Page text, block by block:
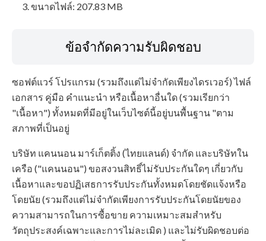
ขนาดไฟล์: 207.83 MB
ข้อจำกัดความรับผิดชอบ
ซอฟต์แวร์ โปรแกรม (รวมถึงแต่ไม่จำกัดเพียงไดรเวอร์) ไฟล์
เอกสาร คู่มือ คำแนะนำ หรือเนื้อหาอื่นใด (รวมเรียกว่า
"เนื้อหา") ทั้งหมดที่มีอยู่ในเว็บไซต์นี้อยู่บนพื้นฐาน "ตาม
สภาพที่เป็นอยู่
บริษัท แคนนอน มาร์เก็ตติ้ง (ไทยแลนด์) จำกัด และบริษัทใน
เครือ ("แคนนอน") ขอสงวนสิทธิ์ไม่รับประกันใดๆ เกี่ยวกับ
เนื้อหาและขอปฏิเสธการรับประกันทั้งหมดโดยชัดแจ้งหรือ
โดยนัย (รวมถึงแต่ไม่จำกัดเพียงการรับประกันโดยนัยของ
ความสามารถในการซื้อขาย ความเหมาะสมสำหรับ
วัตถุประสงค์เฉพาะและการไม่ละเมิด ) และไม่รับผิดชอบต่อ